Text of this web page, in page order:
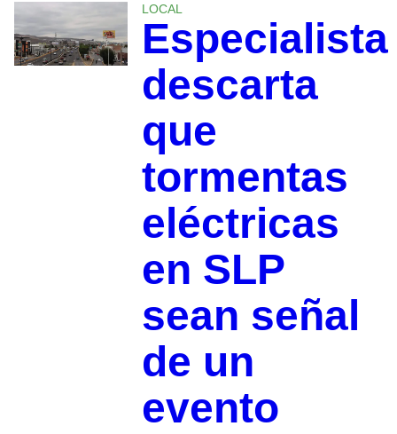
LOCAL
Especialista
descarta
que
tormentas
eléctricas
en SLP
sean señal
de un
evento